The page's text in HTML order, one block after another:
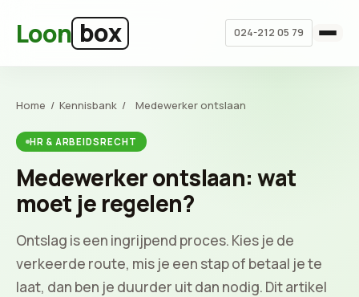
Loon box 024-212 05 79
Home / Kennisbank / Medewerker ontslaan
HR & ARBEIDSRECHT
Medewerker ontslaan: wat
moet je regelen?
Ontslag is een ingrijpend proces. Kies je de
verkeerde route, mis je een stap of betaal je te
laat, dan ben je duurder uit dan nodig. Dit artikel